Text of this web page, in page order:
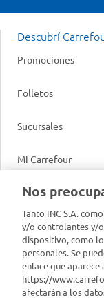
Descubrí
Promociones
Folletos
Sucursales
Mi Carrefour
Productos
Tarjeta Mi Carrefour
Panel Carrefour
Puntos Verdes
Nos
Tanto INC S.A.
y/o controlantes y/
dispositivo, como
personales. Se
enlace que aparece
https://
afectarán a los